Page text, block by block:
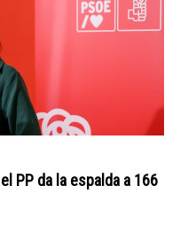
PP da la espalda a 166